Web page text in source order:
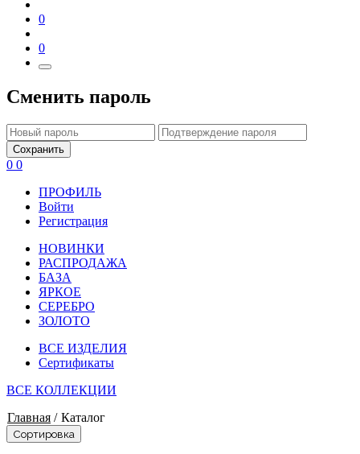
0
0
Сменить пароль
Сохранить
0 0
ПРОФИЛЬ
Войти
Регистрация
НОВИНКИ
РАСПРОДАЖА
БАЗА
ЯРКОЕ
СЕРЕБРО
ЗОЛОТО
ВСЕ ИЗДЕЛИЯ
Сертификаты
ВСЕ КОЛЛЕКЦИИ
Главная / Каталог
Сортировка